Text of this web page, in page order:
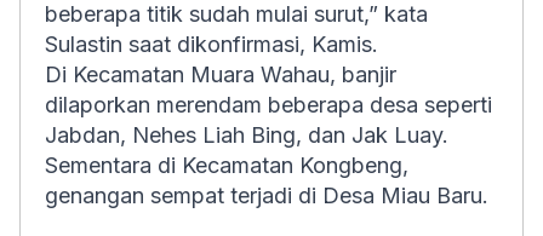
beberapa titik sudah mulai surut,” kata
Sulastin saat dikonfirmasi, Kamis.
Di Kecamatan Muara Wahau, banjir
dilaporkan merendam beberapa desa seperti
Jabdan, Nehes Liah Bing, dan Jak Luay.
Sementara di Kecamatan Kongbeng,
genangan sempat terjadi di Desa Miau Baru.